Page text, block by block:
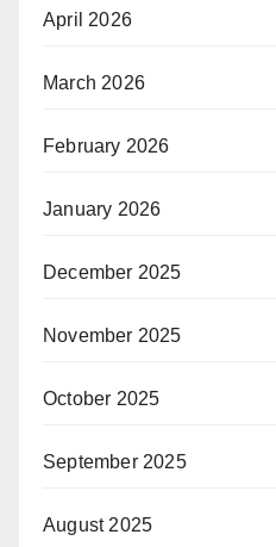
April 2026
March 2026
February 2026
January 2026
December 2025
November 2025
October 2025
September 2025
August 2025